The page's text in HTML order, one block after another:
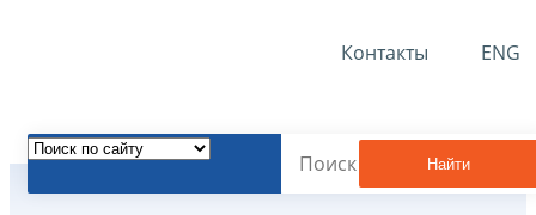
Контакты ENG
Найти